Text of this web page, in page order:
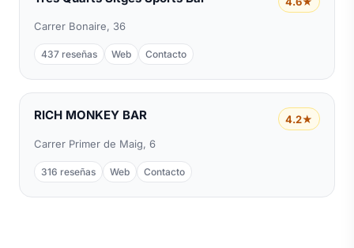
Carrer Bonaire, 36
437 reseñas Web Contacto
RICH MONKEY BAR
4.2★
Carrer Primer de Maig, 6
316 reseñas Web Contacto